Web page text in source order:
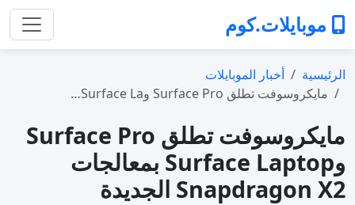
موبايلات.كوم
الرئيسية
أخبار الموبايلات
مايكروسوفت تطلق Surface Pro وSurface La…
مايكروسوفت تطلق Surface Pro
وSurface Laptop بمعالجات
Snapdragon X2 الجديدة